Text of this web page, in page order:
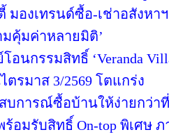
มองเทรนด์ซื้อ-เช่าอสังหา
คุ้มค่าหลายมิติ’
โอนกรรมสิทธิ์ ‘Veranda
ตรมาส 3/2569 โตแกร่ง
บการณ์ซื้อบ้านให้ง่ายกว่า
อมรับสิทธิ์ On-top พิเศษ ภ